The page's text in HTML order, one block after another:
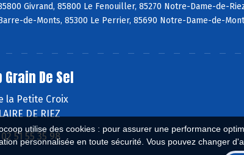
utilise des cookies : pour assurer une performance
personnalisée en toute sécurité. Vous pouvez changer
Givrand, 85800 Le Fenouiller, 85270 Notre-Dame-de-
de-Monts, 85300 Le Perrier, 85690 Notre-Dame-de-
De Sel
la Petite Croix
DE RIEZ
02 51 55 35 98